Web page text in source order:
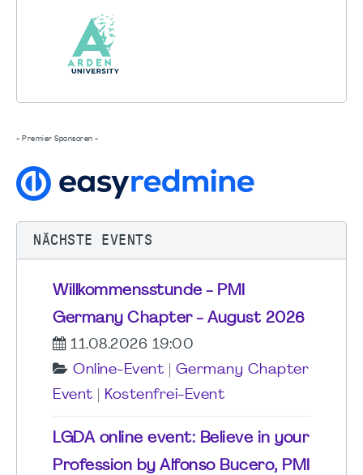
- Premier Sponsoren -
NÄCHSTE EVENTS
Willkommensstunde - PMI
Germany Chapter - August 2026
11.08.2026 19:00
Online-Event
Germany Chapter
Event
Kostenfrei-Event
LGDA online event: Believe in your
Profession by Alfonso Bucero, PMI